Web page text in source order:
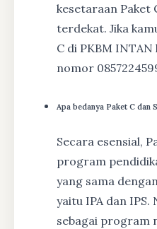
kesetaraan Paket
terdekat. Jika
C di PKBM
nomor
Apa bedanya Paket C dan
Secara esensial,
program
yang sama
yaitu IPA dan IPS.
sebagai program